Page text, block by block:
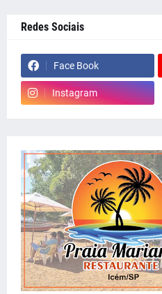
Redes Sociais
Face Book
Instagram